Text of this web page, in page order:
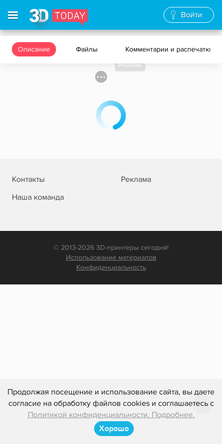
Продолжая посещение и использование сайта, вы даете
согласие на обработку файлов cookies и соглашаетесь с
Политикой конфиденциальности. Подробнее.
Хорошо
Войти
Описание Файлы Комментарии и распечатки
Реклама
Контакты
Реклама
Наша команда
© 2013-2026 3D-принтеры сегодня!
Использование материалов
Конфиденциальность